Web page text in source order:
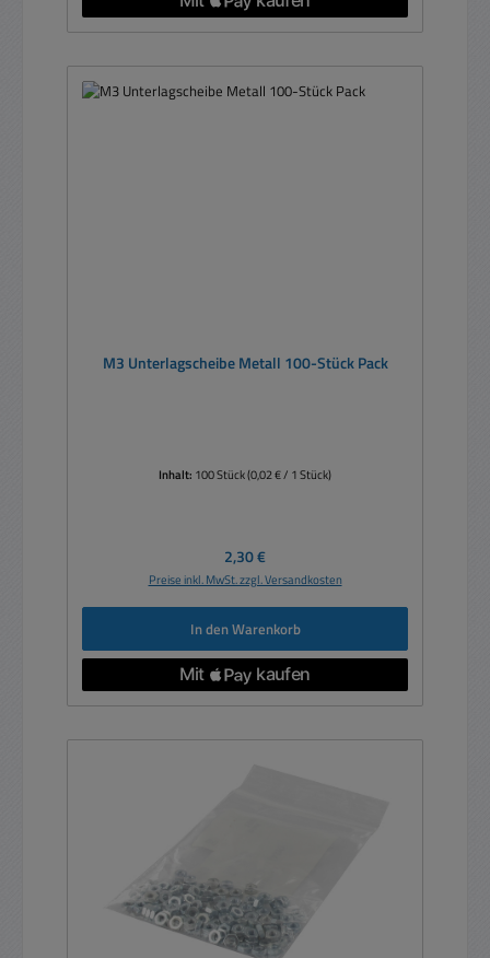
M3 Unterlagscheibe Metall 100-Stück Pack
Inhalt: 100 Stück(0,02 € / 1 Stück)
Regulärer Preis:
2,30 €
Preise inkl. MwSt. zzgl. Versandkosten
In den Warenkorb